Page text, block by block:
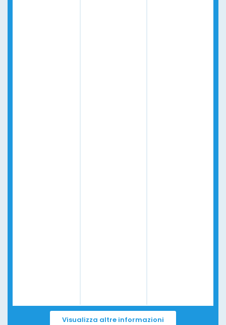
Visualizza altre informazioni